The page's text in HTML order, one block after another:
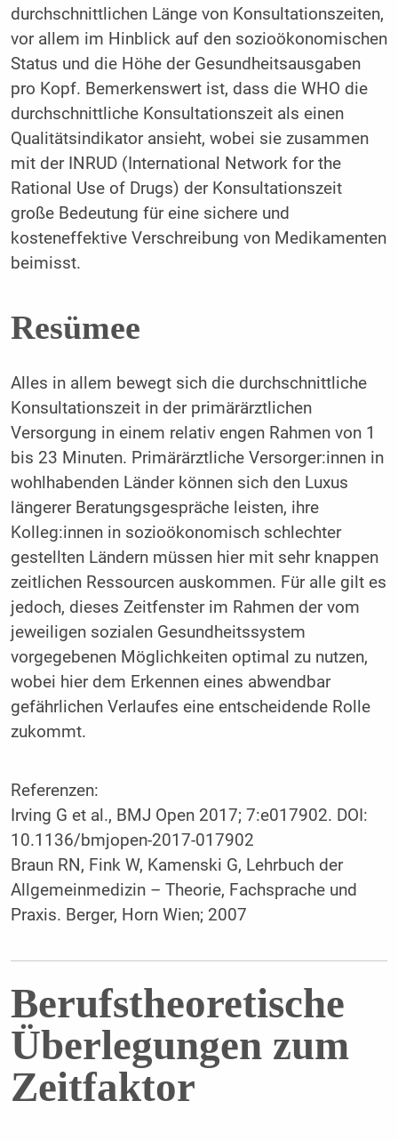
durchschnittlichen Länge von Konsultationszeiten,
vor allem im Hinblick auf den sozioökonomischen
Status und die Höhe der Gesundheitsausgaben
pro Kopf. Bemerkenswert ist, dass die WHO die
durchschnittliche Konsultationszeit als einen
Qualitätsindikator ansieht, wobei sie zusammen
mit der INRUD (International Network for the
Rational Use of Drugs) der Konsultationszeit
große Bedeutung für eine sichere und
kosteneffektive Verschreibung von Medikamenten
beimisst.
Resümee
Alles in allem bewegt sich die durchschnittliche
Konsultationszeit in der primärärztlichen
Versorgung in einem relativ engen Rahmen von 1
bis 23 Minuten. Primärärztliche Versorger:innen in
wohlhabenden Länder können sich den Luxus
längerer Beratungsgespräche leisten, ihre
Kolleg:innen in sozioökonomisch schlechter
gestellten Ländern müssen hier mit sehr knappen
zeitlichen Ressourcen auskommen. Für alle gilt es
jedoch, dieses Zeitfenster im Rahmen der vom
jeweiligen sozialen Gesundheitssystem
vorgegebenen Möglichkeiten optimal zu nutzen,
wobei hier dem Erkennen eines abwendbar
gefährlichen Verlaufes eine entscheidende Rolle
zukommt.
Referenzen:
Irving G et al., BMJ Open 2017; 7:e017902. DOI:
10.1136/bmjopen-2017-017902
Braun RN, Fink W, Kamenski G, Lehrbuch der
Allgemeinmedizin – Theorie, Fachsprache und
Praxis. Berger, Horn Wien; 2007
Berufstheoretische
Überlegungen zum
Zeitfaktor